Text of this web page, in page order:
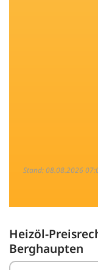
Stand: 08.08.2026
Heizöl-
Berghaupten